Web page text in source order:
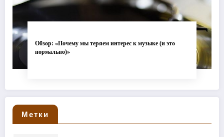
Обзор: «Почему мы теряем интерес к музыке (и это
нормально)»
Метки